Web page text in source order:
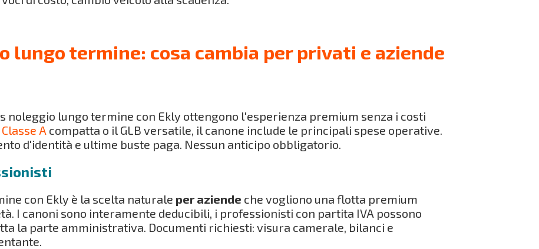
lungo termine: cosa cambia per privati e aziende
noleggio lungo termine con Ekly ottengono l'esperienza premium senza i costi
Classe A compatta o il GLB versatile, il canone include le principali spese operative.
d'identità e ultime buste paga. Nessun anticipo obbligatorio.
con Ekly è la scelta naturale per aziende che vogliono una flotta premium
I canoni sono interamente deducibili, i professionisti con partita IVA possono
la parte amministrativa. Documenti richiesti: visura camerale, bilanci e